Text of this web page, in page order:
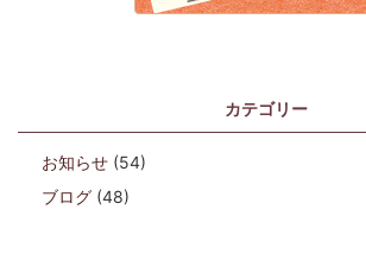
カテゴリー
お知らせ (54)
ブログ (48)